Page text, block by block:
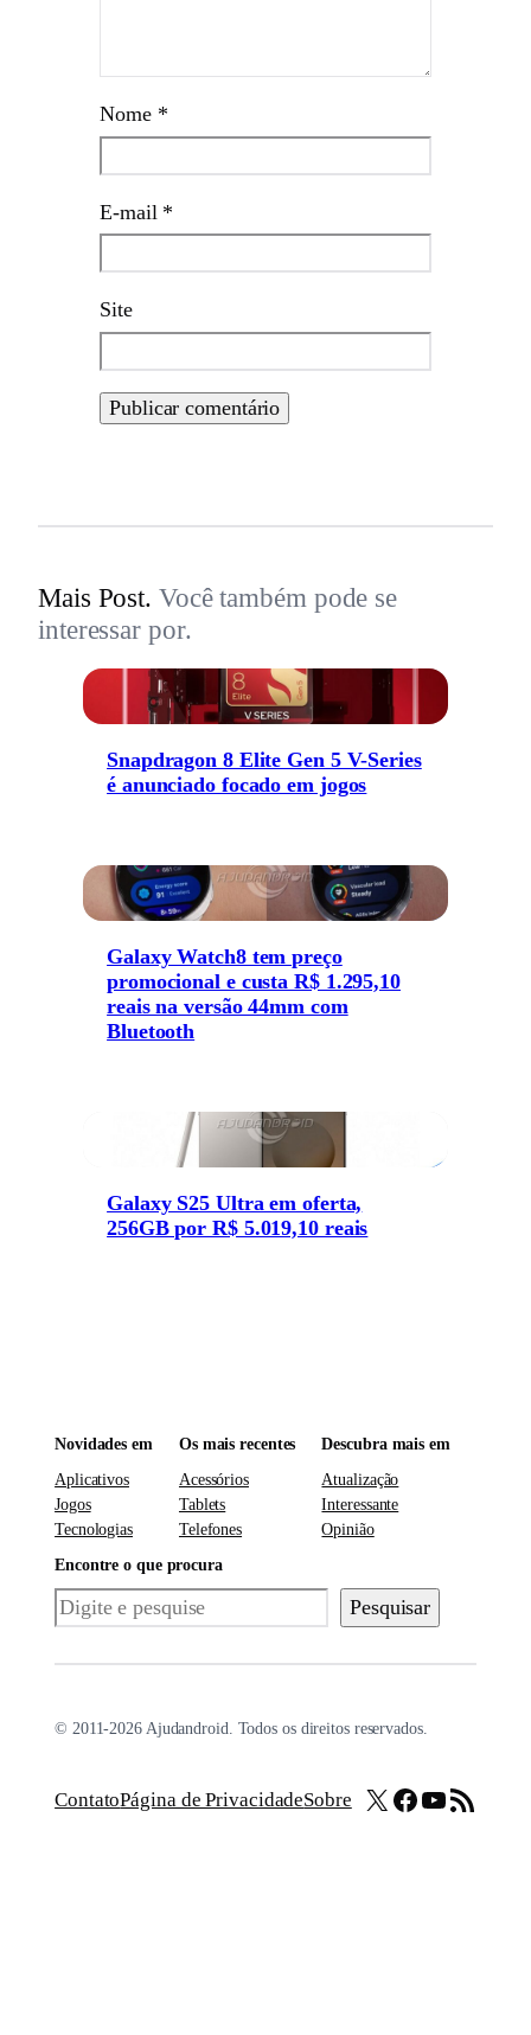
Nome *
E-mail *
Site
Mais Post. Você também pode se
interessar por.
Snapdragon 8 Elite Gen 5 V-Series
é anunciado focado em jogos
Galaxy Watch8 tem preço
promocional e custa R$ 1.295,10
reais na versão 44mm com
Bluetooth
Galaxy S25 Ultra em oferta,
256GB por R$ 5.019,10 reais
Novidades em
Aplicativos
Jogos
Tecnologias
Os mais recentes
Acessórios
Tablets
Telefones
Descubra mais em
Atualização
Interessante
Opinião
Encontre o que procura
Pesquisar Pesquisar
© 2011-2026 Ajudandroid. Todos os direitos reservados.
ContatoPágina de PrivacidadeSobre X Facebook
Youtube
Feed RSS